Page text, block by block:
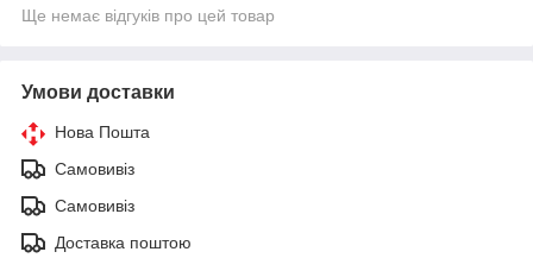
Ще немає відгуків про цей товар
Умови доставки
Нова Пошта
Самовивіз
Самовивіз
Доставка поштою